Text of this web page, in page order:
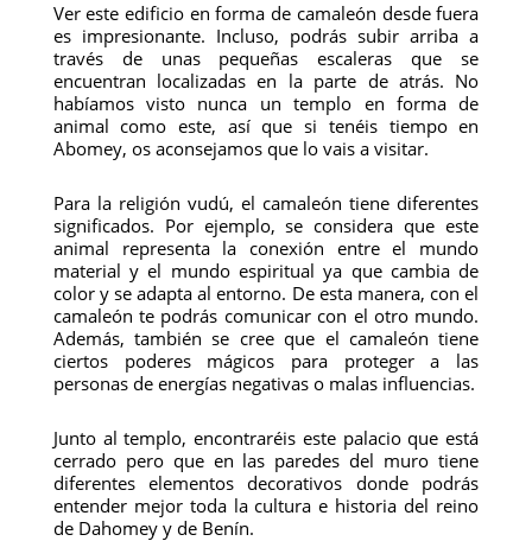
Ver este edificio en forma de camaleón desde fuera
es impresionante. Incluso, podrás subir arriba a
través de unas pequeñas escaleras que se
encuentran localizadas en la parte de atrás. No
habíamos visto nunca un templo en forma de
animal como este, así que si tenéis tiempo en
Abomey, os aconsejamos que lo vais a visitar.
Para la religión vudú, el camaleón tiene diferentes
significados. Por ejemplo, se considera que este
animal representa la conexión entre el mundo
material y el mundo espiritual ya que cambia de
color y se adapta al entorno. De esta manera, con el
camaleón te podrás comunicar con el otro mundo.
Además, también se cree que el camaleón tiene
ciertos poderes mágicos para proteger a las
personas de energías negativas o malas influencias.
Junto al templo, encontraréis este palacio que está
cerrado pero que en las paredes del muro tiene
diferentes elementos decorativos donde podrás
entender mejor toda la cultura e historia del reino
de Dahomey y de Benín.